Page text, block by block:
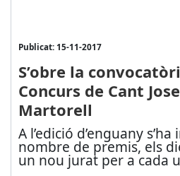
Publicat: 15-11-2017
S’obre la
Concurs de Cant
Martorell
A l’edició d’enguany
nombre de premis, els
un nou jurat per a cada